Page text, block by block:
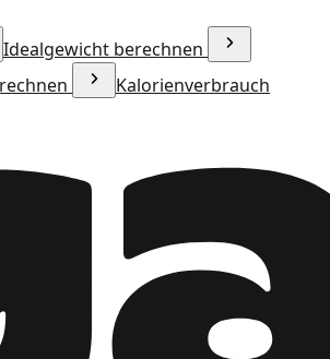
Idealgewicht berechnen
Kalorienverbrauch